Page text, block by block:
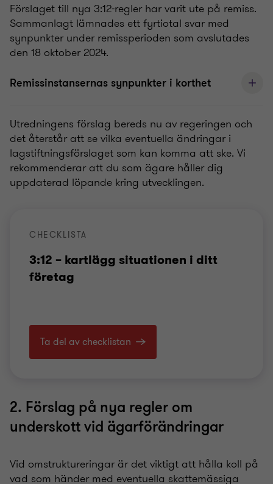
Förslaget till nya 3:12-regler har varit ute på remiss.
Sammanlagt lämnades ett fyrtiotal svar med
synpunkter under remissperioden som avslutades
den 18 oktober 2024.
Remissinstansernas synpunkter i korthet
Utredningens förslag bereds nu av regeringen och
det återstår att se vilka eventuella ändringar i
lagstiftningsförslaget som kan komma att ske. Vi
rekommenderar att du som ägare håller dig
uppdaterad löpande kring utvecklingen.
CHECKLISTA
3:12 – kartlägg situationen i ditt
företag
Ta del av checklistan
2. Förslag på nya regler om
underskott vid ägarförändringar
Vid omstruktureringar är det viktigt att hålla koll på
vad som händer med eventuella skattemässiga